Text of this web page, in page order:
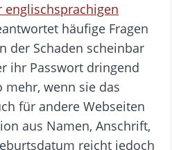
englischsprachigen
häufige Fragen
der Schaden scheinbar
ihr Passwort dringend
mehr, wenn sie das
für andere Webseiten
aus Namen, Anschrift,
reicht jedoch